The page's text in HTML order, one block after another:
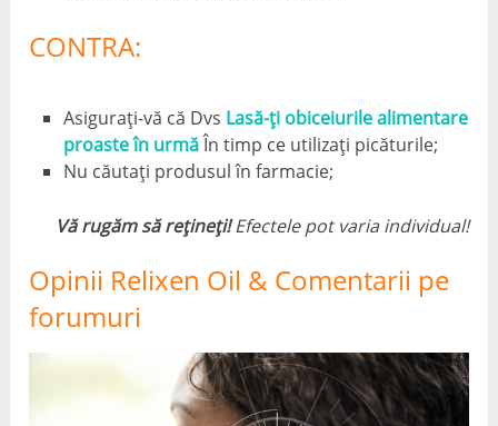
CONTRA:
Asigurați-vă că Dvs Lasă-ți obiceiurile alimentare
proaste în urmăÎn timp ce utilizați picăturile;
Nu căutați produsul în farmacie;
Vă rugăm să rețineți!Efectele pot varia individual!
Opinii Relixen Oil & Comentarii pe
forumuri